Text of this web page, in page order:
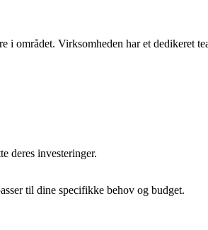
området. Virksomheden har et dedikeret
deres investeringer.
til dine specifikke behov og budget.